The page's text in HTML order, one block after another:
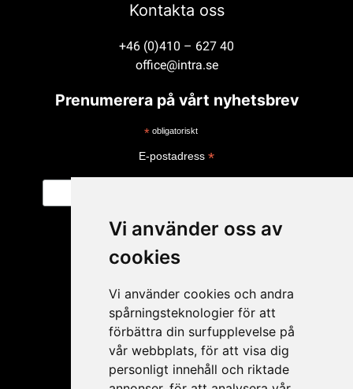
Vi använder oss av
cookies
Vi använder cookies och andra
spårningsteknologier för att
förbättra din surfupplevelse på
vår webbplats, för att visa dig
personligt innehåll och riktade
Kontakta oss
+46 (0)410 – 627 40
office@intra.se
Prenumerera på vårt nyhetsbrev
* obligatoriskt
E-postadress *
Mitt konto